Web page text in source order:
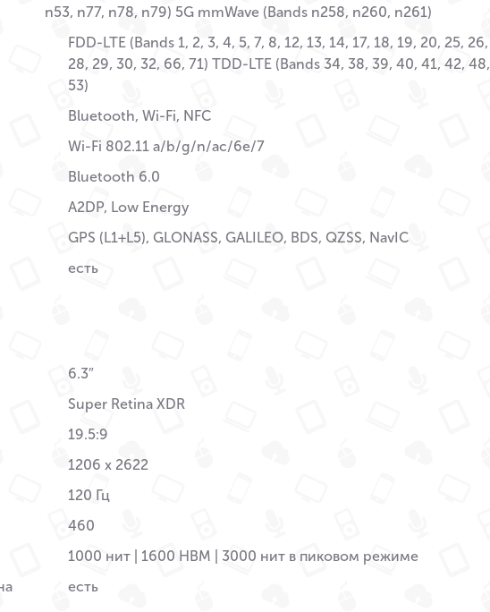
n53, n77, n78, n79) 5G mmWave (Bands n258, n260, n261)
FDD-LTE (Bands 1, 2, 3, 4, 5, 7, 8, 12, 13, 14, 17, 18, 19, 20, 25, 26,
28, 29, 30, 32, 66, 71) TDD-LTE (Bands 34, 38, 39, 40, 41, 42, 48,
53)
Bluetooth, Wi-Fi, NFC
Wi-Fi 802.11 a/b/g/n/ac/6e/7
Bluetooth 6.0
A2DP, Low Energy
GPS (L1+L5), GLONASS, GALILEO, BDS, QZSS, NavIC
есть
6.3″
Super Retina XDR
19.5:9
1206 x 2622
120 Гц
460
1000 нит | 1600 HBM | 3000 нит в пиковом режиме
есть